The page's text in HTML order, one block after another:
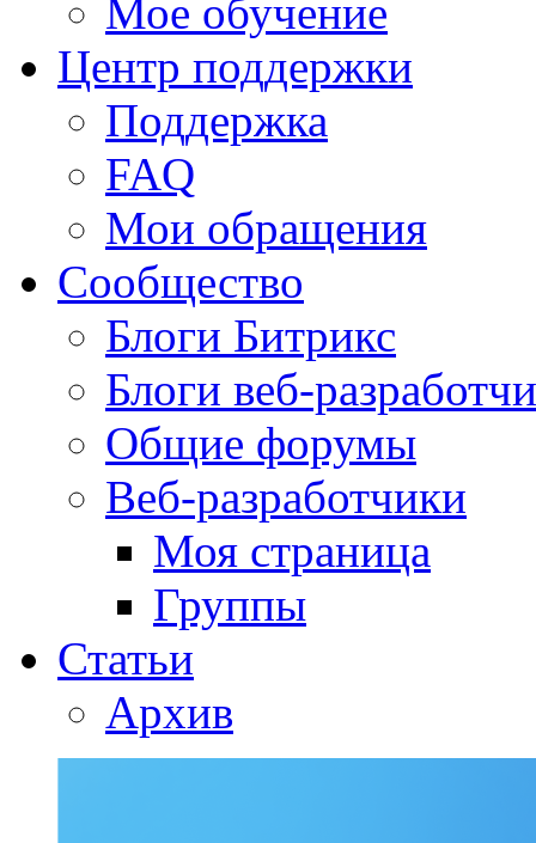
Мое обучение
Центр поддержки
Поддержка
FAQ
Мои обращения
Сообщество
Блоги Битрикс
Блоги веб-
Общие форумы
Веб-разработчики
Моя страница
Группы
Статьи
Архив